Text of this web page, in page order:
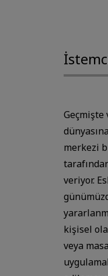
merkezi
veriyor.
kişisel
veya